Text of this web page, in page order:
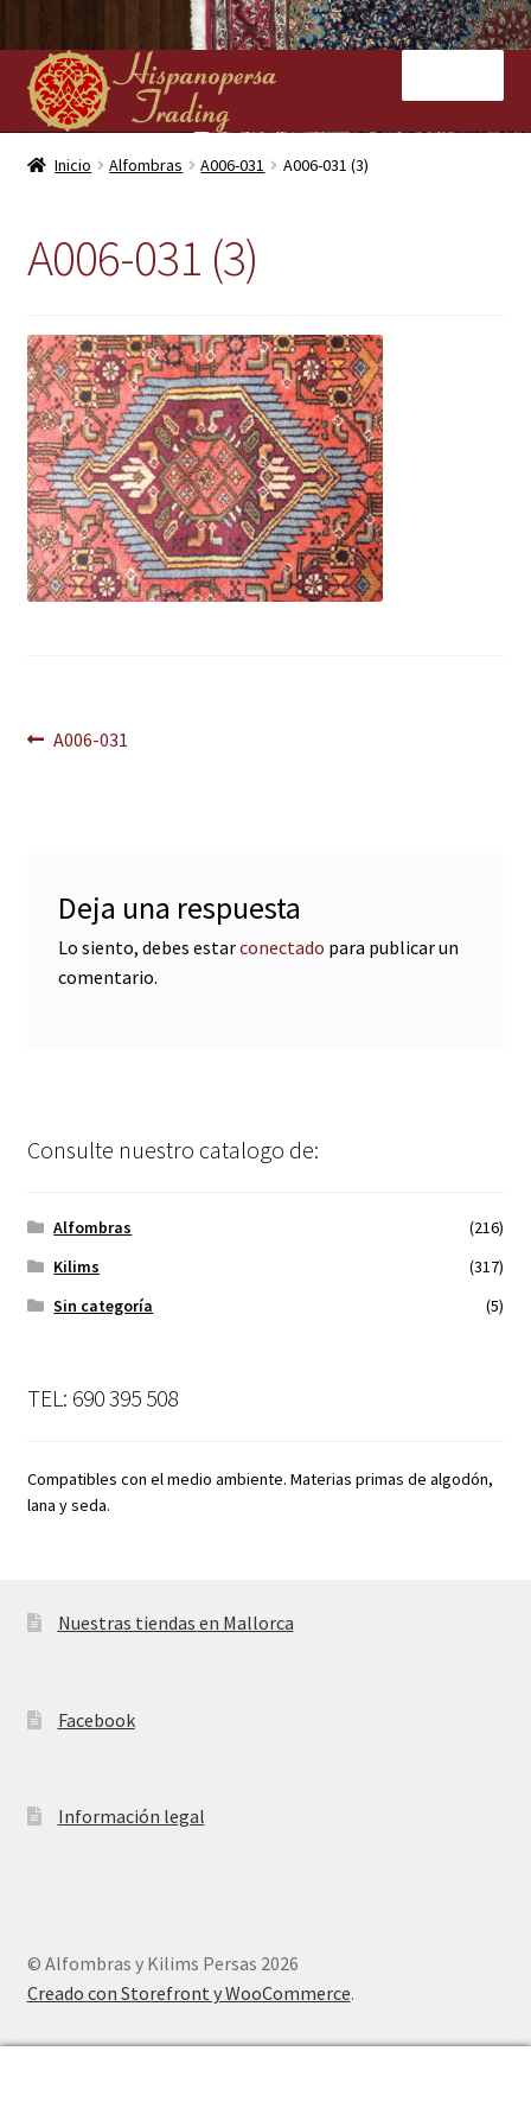
Ir
a
la
navegación
Ir
al
contenido
Inicio
Kilims
Contacto
Inicio Alfombras A006-031 A006-031 (3)
A006-031 (3)
Navegación
Anterior:
A006-031
Deja una respuesta
Lo siento, debes estarconectado para publicar un
comentario.
Consulte nuestro catalogo de:
Alfombras
(216)
Kilims
(317)
Sin categoría
(5)
TEL: 690 395 508
Compatibles con el medio ambiente. Materias primas de algodón,
lana y seda.
Nuestras tiendas en Mallorca
Facebook
Información legal
© Alfombras y Kilims Persas 2026
Creado con Storefront y WooCommerce.